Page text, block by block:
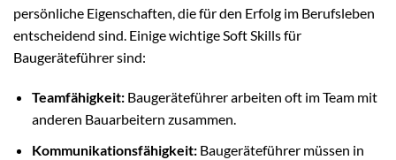
persönliche Eigenschaften, die für den Erfolg im Berufsleben
entscheidend sind. Einige wichtige Soft Skills für
Baugeräteführer sind:
Teamfähigkeit:Baugeräteführer arbeiten oft im Team mit
anderen Bauarbeitern zusammen.
Kommunikationsfähigkeit:Baugeräteführer müssen in